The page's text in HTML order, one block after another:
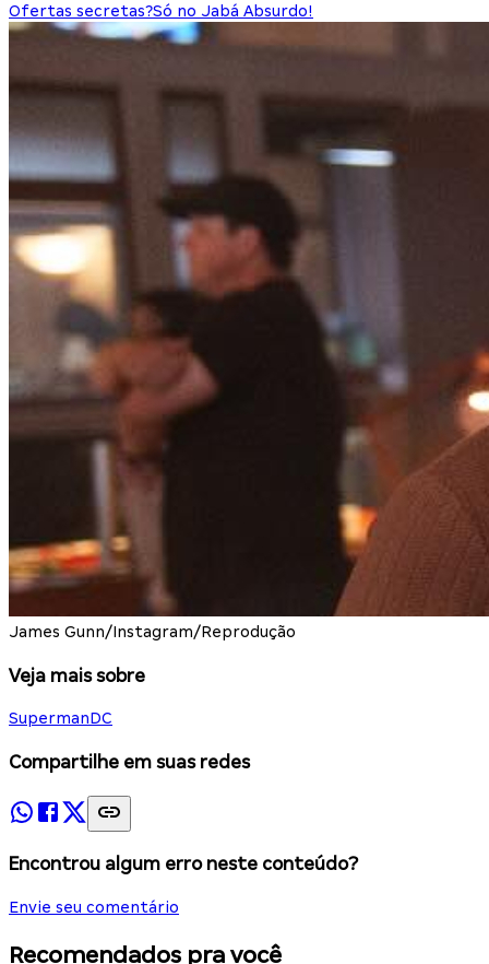
Ofertas secretas?Só no Jabá Absurdo!
James Gunn/Instagram/Reprodução
Veja mais sobre
SupermanDC
Compartilhe em suas redes
Encontrou algum erro neste conteúdo?
Envie seu comentário
Recomendados pra você